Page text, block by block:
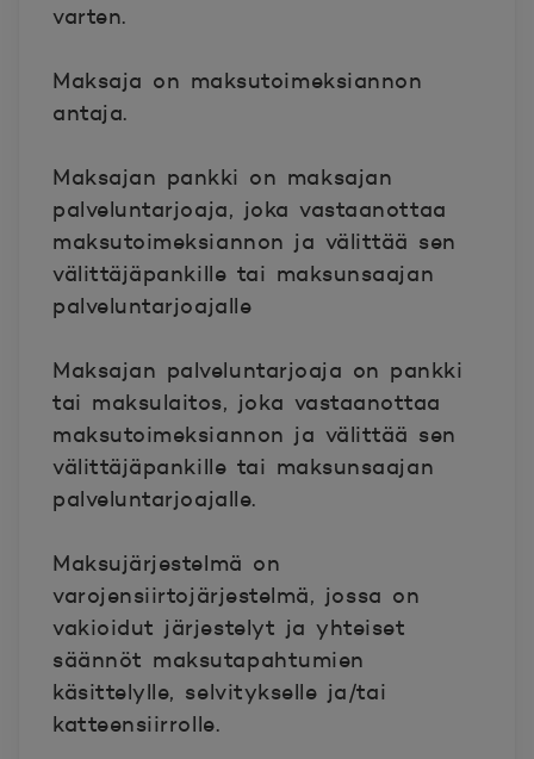
varten.
Maksaja on maksutoimeksiannon
antaja.
Maksajan pankki on maksajan
palveluntarjoaja, joka vastaanottaa
maksutoimeksiannon ja välittää sen
välittäjäpankille tai maksunsaajan
palveluntarjoajalle
Maksajan palveluntarjoaja on pankki
tai maksulaitos, joka vastaanottaa
maksutoimeksiannon ja välittää sen
välittäjäpankille tai maksunsaajan
palveluntarjoajalle.
Maksujärjestelmä on
varojensiirtojärjestelmä, jossa on
vakioidut järjestelyt ja yhteiset
säännöt maksutapahtumien
käsittelylle, selvitykselle ja/tai
katteensiirrolle.